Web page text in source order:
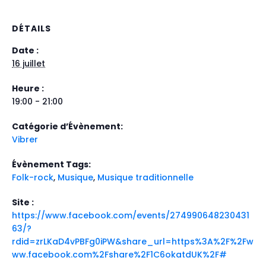
DÉTAILS
Date :
16 juillet
Heure :
19:00 - 21:00
Catégorie d’Évènement:
Vibrer
Évènement Tags:
Folk-rock, Musique, Musique traditionnelle
Site :
https://www.facebook.com/events/274990648230431
63/?
rdid=zrLKaD4vPBFg0iPW&share_url=https%3A%2F%2Fw
ww.facebook.com%2Fshare%2F1C6okatdUK%2F#